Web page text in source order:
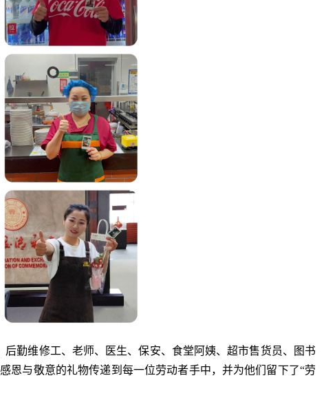
勤维修工、老师、医生、保安、食堂阿姨、超市售货员、图书
恩与敬意的礼物传递到每一位劳动者手中，并为他们留下了“劳